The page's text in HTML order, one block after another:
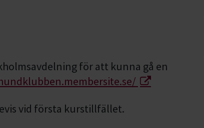
för att kunna gå en
vid första kurstillfället.